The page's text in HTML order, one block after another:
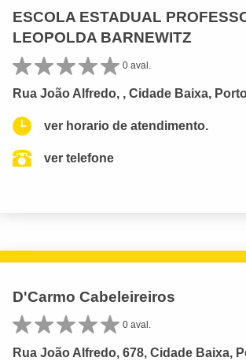
ESCOLA ESTADUAL
LEOPOLDA BARNEWITZ
0 aval.
Rua João Alfredo, , Cidade Baixa,
ver horario de atendimento.
ver telefone
D'Carmo Cabeleireiros
0 aval.
Rua João Alfredo, 678, Cidade Baixa,